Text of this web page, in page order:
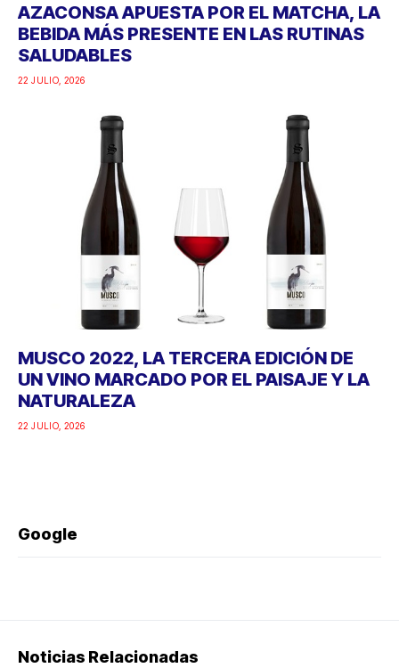
AZACONSA APUESTA POR EL MATCHA, LA
BEBIDA MÁS PRESENTE EN LAS RUTINAS
SALUDABLES
22 JULIO, 2026
MUSCO 2022, LA TERCERA EDICIÓN DE
UN VINO MARCADO POR EL PAISAJE Y LA
NATURALEZA
22 JULIO, 2026
Google
Noticias Relacionadas